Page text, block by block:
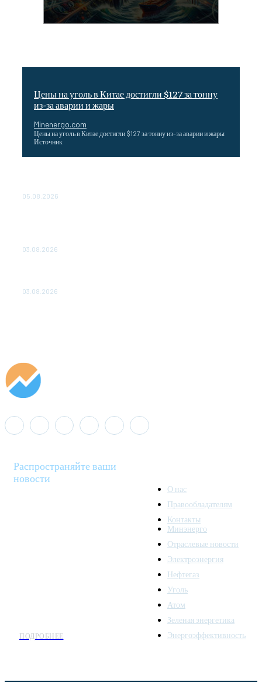
Цены на уголь в Китае достигли $127 за тонну
из-за аварии и жары
Minenergo.com
Цены на уголь в Китае достигли $127 за тонну из-за аварии и жары
Источник
05.08.2026
03.08.2026
03.08.2026
Распространяйте ваши
новости
ПОДРОБНЕЕ
О нас
Правообладателям
Контакты
Минэнерго
Отраслевые новости
Электроэнергия
Нефтегаз
Уголь
Атом
Зеленая энергетика
Энергоэффективность